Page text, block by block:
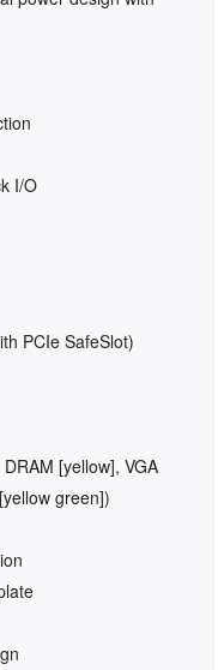
I/O
PCIe SafeSlot)
[yellow], VGA
green])